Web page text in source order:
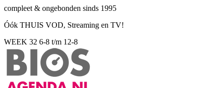
compleet & ongebonden sinds 1995
Óók THUIS VOD, Streaming en TV!
WEEK 32 6-8 t/m 12-8